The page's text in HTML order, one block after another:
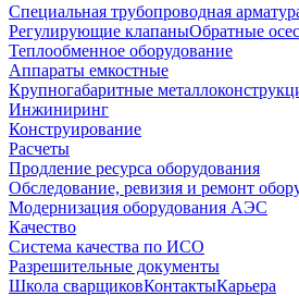
Специальная трубопроводная
Регулирующие клапаныОбратные
Теплообменное оборудование
Аппараты емкостные
Крупногабаритные
Инжиниринг
Конструирование
Расчеты
Продление ресурса оборудования
Обследование, ревизия и ремонт
Модернизация оборудования АЭС
Качество
Система качества по ИСО
Разрешительные документы
Школа сварщиковКонтактыКарьера